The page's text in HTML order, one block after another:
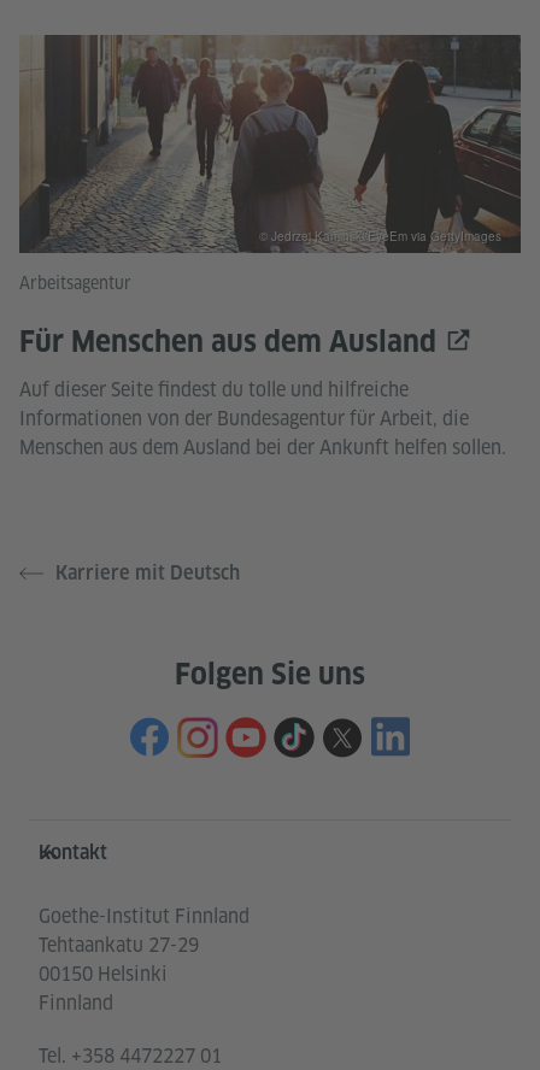
Arbeitsagentur
Für Menschen aus dem Ausland
Auf dieser Seite findest du tolle und hilfreiche
Informationen von der Bundesagentur für Arbeit, die
Menschen aus dem Ausland bei der Ankunft helfen sollen.
© Jedrzej Kaminski/EyeEm via GettyImages
Karriere mit Deutsch
Folgen Sie uns
Service- und Informationsbereich
Kontakt
Goethe-Institut Finnland
Tehtaankatu 27-29
00150 Helsinki
Finnland
Tel. +358 4472227 01